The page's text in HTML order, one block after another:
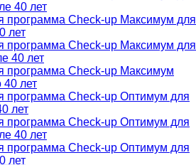
40 лет
программа Check-up Максимум для
лет
программа Check-up Максимум для
40 лет
программа Check-up Максимум
лет
программа Check-up Оптимум для
лет
программа Check-up Оптимум для
40 лет
программа Check-up Оптимум для
лет